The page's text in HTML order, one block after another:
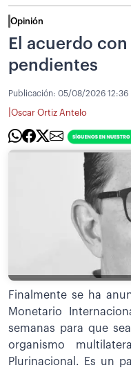
Opinión
El acuerdo
pendientes
Publicación: 05/08/2026 12:36
Oscar Ortiz Antelo
Finalmente se ha
Monetario
semanas para que
organismo
Plurinacional. Es un